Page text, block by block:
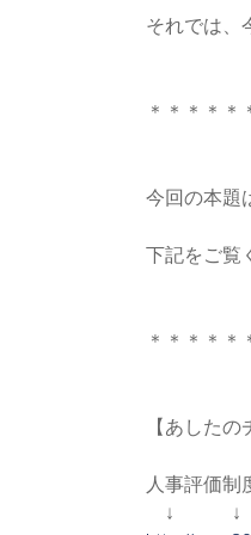
ご
し
それでは、
＊＊＊＊＊
今回の本題
下記をご覧
＊＊＊＊＊
【あした
人事評価制
↓